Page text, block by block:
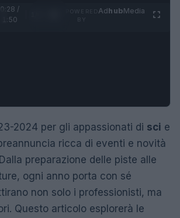
0:29 /
1:50
AdhubMedia
2024 per gli appassionati di sci e
ricca di eventi e novità
preparazione delle piste alle
ogni anno porta con sé
non solo i professionisti, ma
Questo articolo esplorerà le